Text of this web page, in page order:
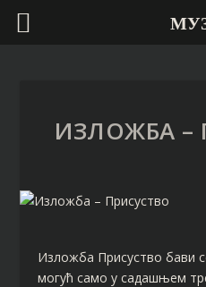
ИЗЛОЖБА –
Изложба Присуство бави
могућ само у садашњем